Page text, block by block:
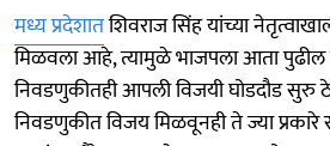
मध्य प्रदेशातशिवराज सिंह यांच्या
मिळवला आहे, त्यामुळे भाजपला आता पुढील
निवडणुकीतही आपली विजयी घोडदौड सुरु
निवडणुकीत विजय मिळवूनही ते ज्या प्रकारे